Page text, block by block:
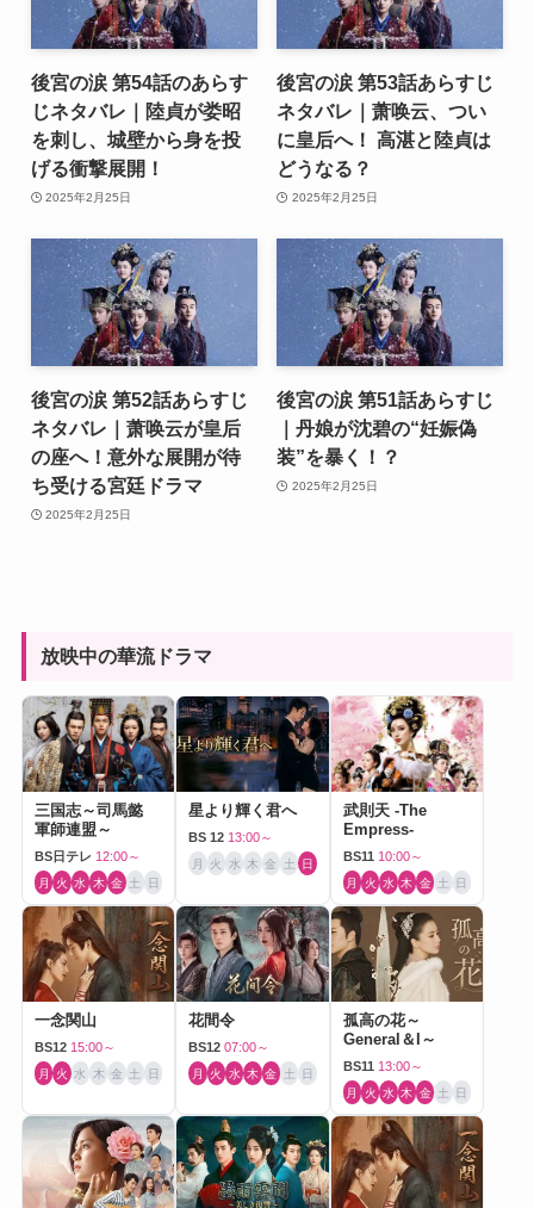
後宮の涙 第54話のあらす
じネタバレ｜陸貞が娄昭
を刺し、城壁から身を投
げる衝撃展開！
2025年2月25日
後宮の涙 第53話あらすじ
ネタバレ｜萧唤云、つい
に皇后へ！ 高湛と陸貞は
どうなる？
2025年2月25日
後宮の涙 第52話あらすじ
ネタバレ｜萧唤云が皇后
の座へ！意外な展開が待
ち受ける宮廷ドラマ
2025年2月25日
後宮の涙 第51話あらすじ
｜丹娘が沈碧の“妊娠偽
装”を暴く！？
2025年2月25日
放映中の華流ドラマ
三国志～司馬懿
軍師連盟～
BS日テレ 12:00～
月 火 水 木 金 土 日
星より輝く君へ
BS 12 13:00～
月 火 水 木 金 土 日
武則天 -The
Empress-
BS11 10:00～
月 火 水 木 金 土 日
一念関山
BS12 15:00～
月 火 水 木 金 土 日
花間令
BS12 07:00～
月 火 水 木 金 土 日
孤高の花～
General＆I～
BS11 13:00～
月 火 水 木 金 土 日